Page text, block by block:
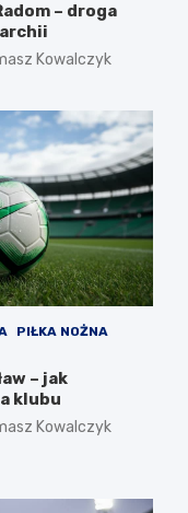
– droga
Kowalczyk
PIŁKA NOŻNA
– jak
klubu
Kowalczyk